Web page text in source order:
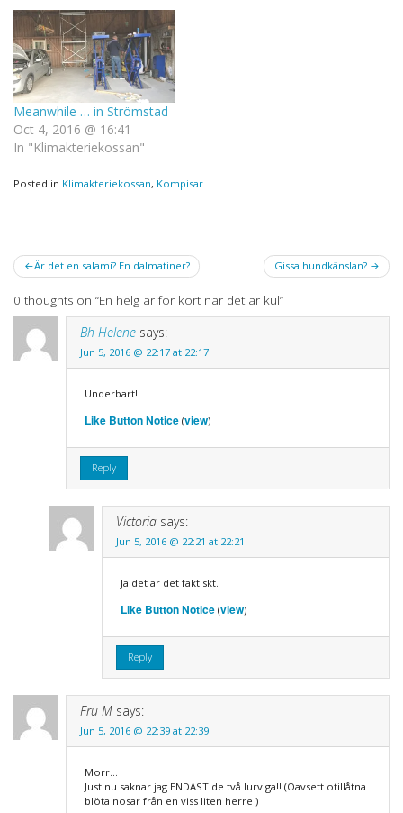
Meanwhile … in Strömstad
Oct 4, 2016 @ 16:41
In "Klimakteriekossan"
Posted in Klimakteriekossan, Kompisar
Post
navigation
Är det en salami? En dalmatiner? Gissa hundkänslan?
0 thoughts on “En helg är för kort när det är kul”
Bh-Helene says:
Jun 5, 2016 @ 22:17 at 22:17
Underbart!
Like Button Notice(view)
Reply
Victoria says:
Jun 5, 2016 @ 22:21 at 22:21
Ja det är det faktiskt.
Like Button Notice(view)
Reply
Fru M says:
Jun 5, 2016 @ 22:39 at 22:39
Morr…
Just nu saknar jag ENDAST de två lurviga!! (Oavsett otillåtna
blöta nosar från en viss liten herre )